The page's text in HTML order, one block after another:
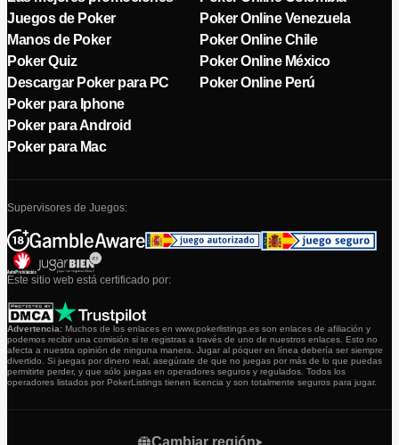
Juegos de Poker
Manos de Poker
Poker Quiz
Descargar Poker para PC
Poker para Iphone
Poker para Android
Poker para Mac
Poker Online Venezuela
Poker Online Chile
Poker Online México
Poker Online Perú
Supervisores de Juegos:
Este sitio web está certificado por:
Advertencia: Muchos de los enlaces en www.pokerlistings.es son enlaces de afiliación y
podemos recibir una comisión si te registras a través de uno de nuestros enlaces. Esto no
afecta a nuestra opinión de ninguna manera. Jugar al póquer en línea debería ser siempre
divertido. Si juegas por dinero real, asegúrate de que no juegas por más de lo que puedas
permitirte perder, y que sólo juegas en operadores seguros y regulados. Todos los
operadores listados por PokerListings tienen licencia y son totalmente seguros para jugar.